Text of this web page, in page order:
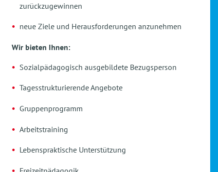
zurückzugewinnen
neue Ziele und Herausforderungen anzunehmen
Wir bieten Ihnen:
Sozialpädagogisch ausgebildete Bezugsperson
Tagesstrukturierende Angebote
Gruppenprogramm
Arbeitstraining
Lebenspraktische Unterstützung